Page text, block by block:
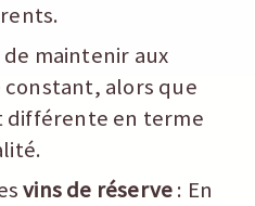
de maintenir aux
alors que
différente en terme
vins de réserve: En